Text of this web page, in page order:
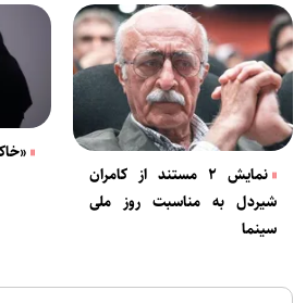
نمایش ۲ مستند از کامران
شیردل به مناسبت روز ملی
سینما